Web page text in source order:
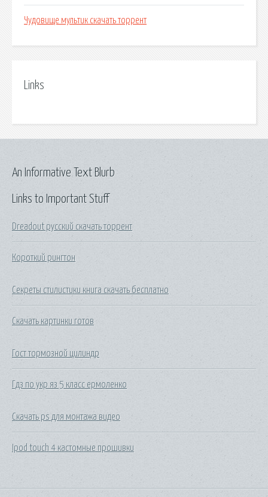
Чудовище мультик скачать торрент
Links
Links to Important Stuff
Dreadout русский скачать торрент
Короткий рингтон
Секреты стилистики книга скачать бесплатно
Скачать картинки готов
Гост тормозной цилиндр
Гдз по укр яз 5 класс ермоленко
Скачать ps для монтажа видео
Ipod touch 4 кастомные прошивки
An Informative Text Blurb